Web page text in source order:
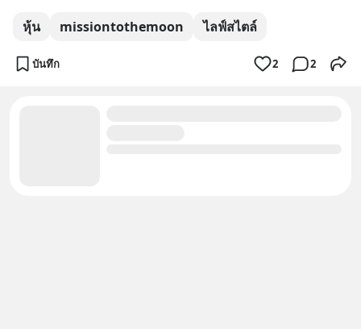
หุ้น missiontothemoon ไลฟ์สไตล์
บันทึก 2 2